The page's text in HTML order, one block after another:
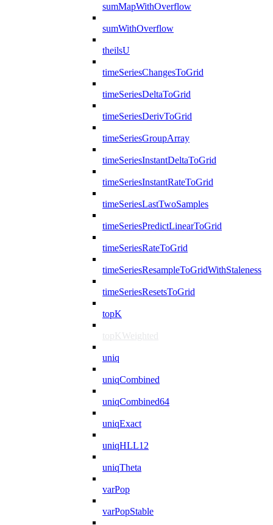
sumMapWithOverflow
sumWithOverflow
theilsU
timeSeriesChangesToGrid
timeSeriesDeltaToGrid
timeSeriesDerivToGrid
timeSeriesGroupArray
timeSeriesInstantDeltaToGrid
timeSeriesInstantRateToGrid
timeSeriesLastTwoSamples
timeSeriesPredictLinearToGrid
timeSeriesRateToGrid
timeSeriesResampleToGridWithStaleness
timeSeriesResetsToGrid
topK
topKWeighted
uniq
uniqCombined
uniqCombined64
uniqExact
uniqHLL12
uniqTheta
varPop
varPopStable